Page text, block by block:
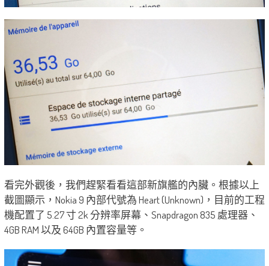
看完外觀後，我們趕緊看看這部新旗艦的內臟。根據以上
截圖顯示，Nokia 9 內部代號為 Heart (Unknown)，目前的工程
機配置了 5.27 寸 2k 分辨率屏幕、Snapdragon 835 處理器、
4GB RAM 以及 64GB 內置容量等。